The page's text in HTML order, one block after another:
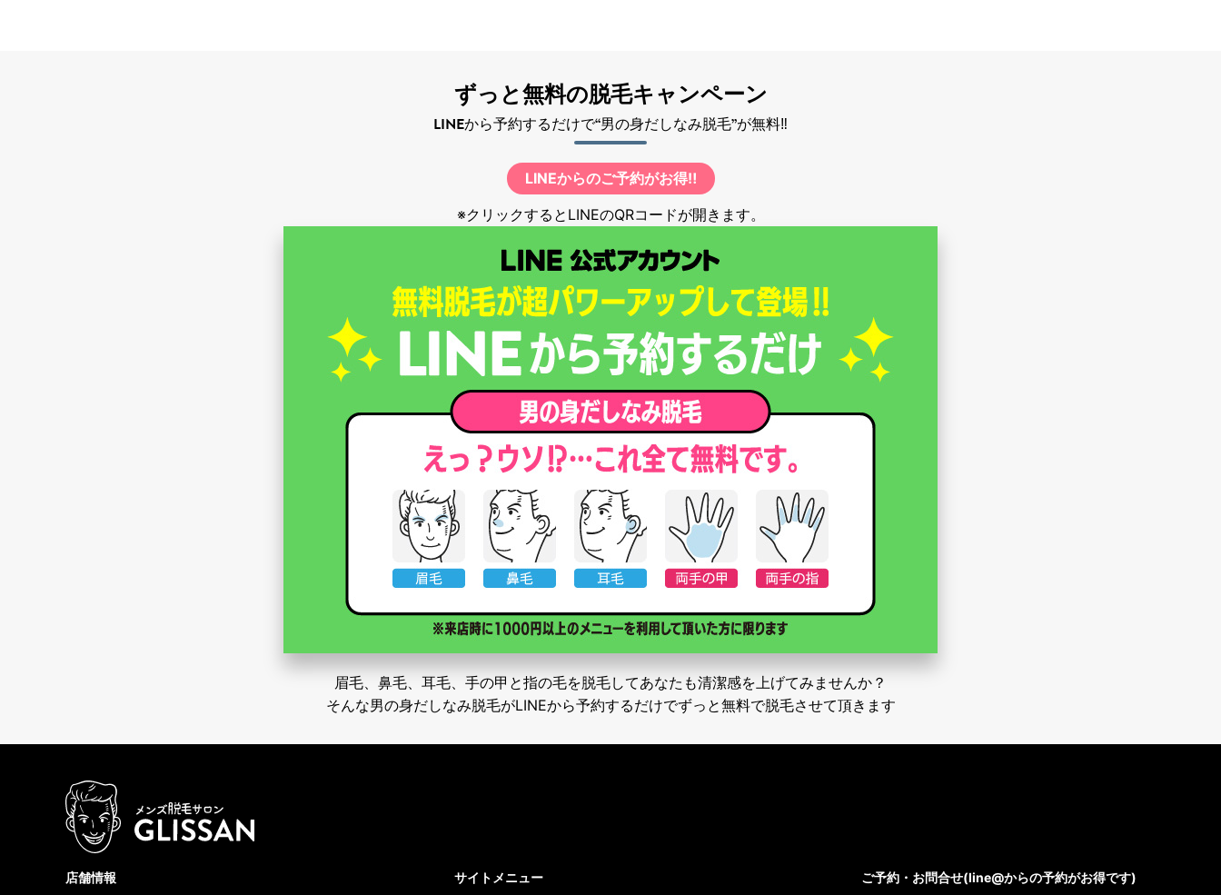
ずっと無料の脱毛キャンペーン
LINEから予約するだけで“男の身だしなみ脱毛”が無料‼
LINEからのご予約がお得‼
※クリックするとLINEのQRコードが開きます。
眉毛、鼻毛、耳毛、手の甲と指の毛を脱毛してあなたも清潔感を上げてみませんか？
そんな男の身だしなみ脱毛がLINEから予約するだけでずっと無料で脱毛させて頂きます
店舗情報
サイトメニュー
ご予約・お問合せ(line@からの予約がお得です)